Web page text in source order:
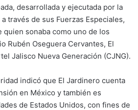
desarrollada y ejecutada por la
través de sus Fuerzas Especiales,
quien sonaba como uno de los
Rubén Oseguera Cervantes, El
Jalisco Nueva Generación (CJNG).
indicó que El Jardinero cuenta
en México y también es
de Estados Unidos, con fines de